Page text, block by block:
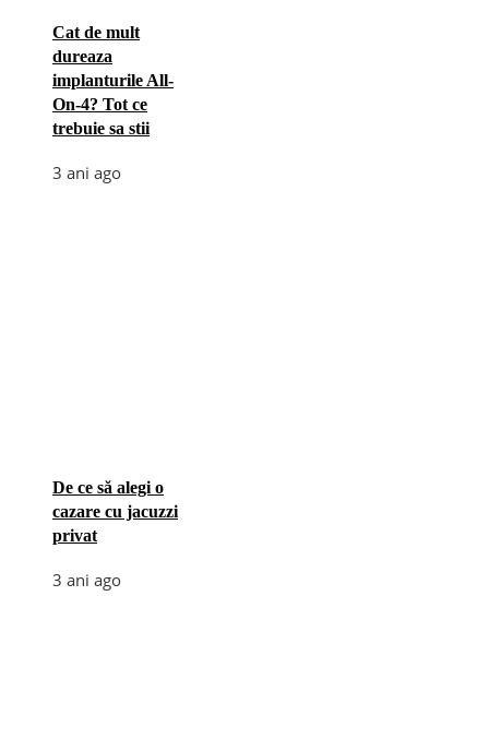
Cat de mult
dureaza
implanturile All-
On-4? Tot ce
trebuie sa stii
3 ani ago
De ce să alegi o
cazare cu jacuzzi
privat
3 ani ago